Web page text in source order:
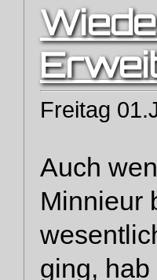
Freitag
Auch
Minnieur
ging,